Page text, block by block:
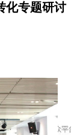
专题研讨